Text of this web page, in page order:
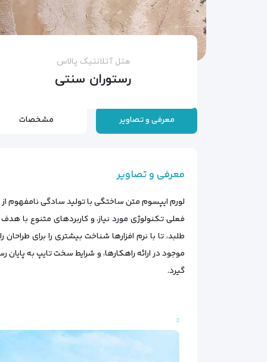
هتل آتلانتیک پالاس
رستوران سنتی
معرفی و تصاویر مشخصات
معرفی و تصاویر
لورم ایپسوم متن ساختگی با تولید سادگی نامفهوم
فعلی تکنولوژی مورد نیاز، و کاربردهای متنوع با
طلبد، تا با نرم افزارها شناخت بیشتری را برای
موجود در ارائه راهکارها، و شرایط سخت تایپ به
گیرد.